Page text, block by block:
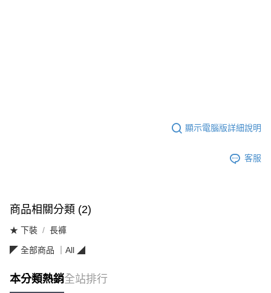
顯示電腦版詳細說明
客服
商品相關分類 (2)
★ 下裝 長褲
◤ 全部商品 ｜All ◢
本分類熱銷全站排行